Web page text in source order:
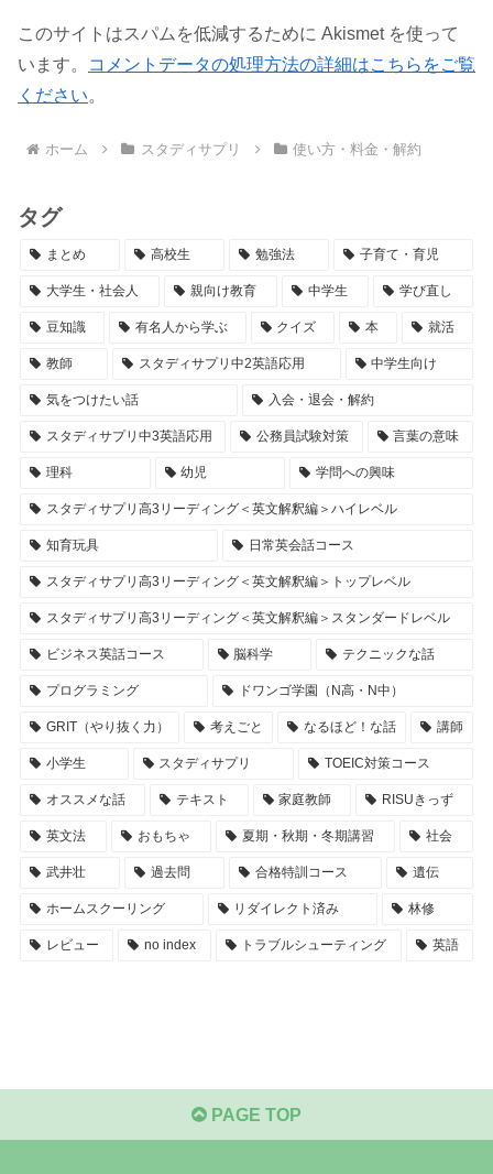
このサイトはスパムを低減するために Akismet を使って
います。
コメントデータの処理方法の詳細はこちらをご覧
ください。
ホーム スタディサプリ 使い方・料金・解約
タグ
まとめ 高校生 勉強法 子育て・育児
大学生・社会人 親向け教育 中学生 学び直し
豆知識 有名人から学ぶ クイズ 本 就活
教師 スタディサプリ中2英語応用 中学生向け
気をつけたい話 入会・退会・解約
スタディサプリ中3英語応用 公務員試験対策 言葉の意味
理科 幼児 学問への興味
スタディサプリ高3リーディング＜英文解釈編＞ハイレベル
知育玩具 日常英会話コース
スタディサプリ高3リーディング＜英文解釈編＞トップレベル
スタディサプリ高3リーディング＜英文解釈編＞スタンダードレベル
ビジネス英話コース 脳科学 テクニックな話
プログラミング ドワンゴ学園（N高・N中）
GRIT（やり抜く力） 考えごと なるほど！な話 講師
小学生 スタディサプリ TOEIC対策コース
オススメな話 テキスト 家庭教師 RISUきっず
英文法 おもちゃ 夏期・秋期・冬期講習 社会
武井壮 過去問 合格特訓コース 遺伝
ホームスクーリング リダイレクト済み 林修
レビュー no index トラブルシューティング 英語
PAGE TOP